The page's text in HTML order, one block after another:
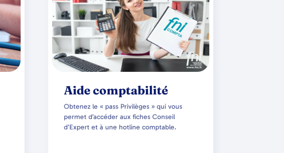
Aide comptabilité
Obtenez le « pass Privilèges » qui vous
permet d’accéder aux fiches Conseil
d’Expert et à une hotline comptable.